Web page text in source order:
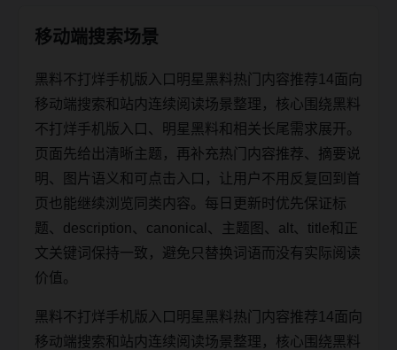
移动端搜索场景
黑料不打烊手机版入口明星黑料热门内容推荐14面向
移动端搜索和站内连续阅读场景整理，核心围绕黑料
不打烊手机版入口、明星黑料和相关长尾需求展开。
页面先给出清晰主题，再补充热门内容推荐、摘要说
明、图片语义和可点击入口，让用户不用反复回到首
页也能继续浏览同类内容。每日更新时优先保证标
题、description、canonical、主题图、alt、title和正
文关键词保持一致，避免只替换词语而没有实际阅读
价值。
黑料不打烊手机版入口明星黑料热门内容推荐14面向
移动端搜索和站内连续阅读场景整理，核心围绕黑料